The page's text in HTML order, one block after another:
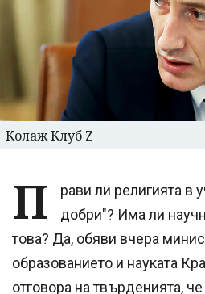
Колаж Клуб Z
П
рави ли религията в
добри"? Има ли
това? Да, обяви вчера
образованието и науката
отговора на твърденията,